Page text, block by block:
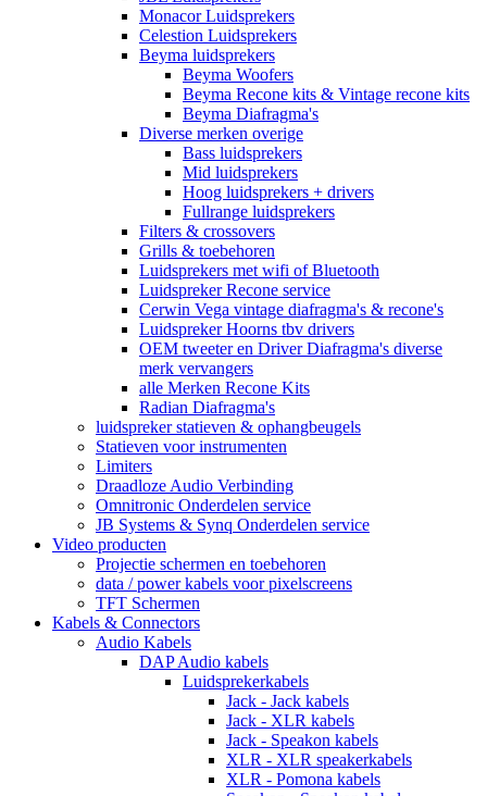
Monacor Luidsprekers
Celestion Luidsprekers
Beyma luidsprekers
Beyma Woofers
Beyma Recone kits & Vintage recone kits
Beyma Diafragma's
Diverse merken overige
Bass luidsprekers
Mid luidsprekers
Hoog luidsprekers + drivers
Fullrange luidsprekers
Filters & crossovers
Grills & toebehoren
Luidsprekers met wifi of Bluetooth
Luidspreker Recone service
Cerwin Vega vintage diafragma's & recone's
Luidspreker Hoorns tbv drivers
OEM tweeter en Driver Diafragma's diverse
merk vervangers
alle Merken Recone Kits
Radian Diafragma's
luidspreker statieven & ophangbeugels
Statieven voor instrumenten
Limiters
Draadloze Audio Verbinding
Omnitronic Onderdelen service
JB Systems & Synq Onderdelen service
Video producten
Projectie schermen en toebehoren
data / power kabels voor pixelscreens
TFT Schermen
Kabels & Connectors
Audio Kabels
DAP Audio kabels
Luidsprekerkabels
Jack - Jack kabels
Jack - XLR kabels
Jack - Speakon kabels
XLR - XLR speakerkabels
XLR - Pomona kabels